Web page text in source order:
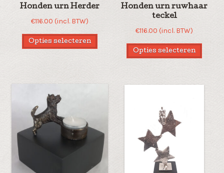
Honden urn Herder
€116.00 (incl. BTW)
Opties selecteren
Honden urn ruwhaar
teckel
€116.00 (incl. BTW)
Opties selecteren